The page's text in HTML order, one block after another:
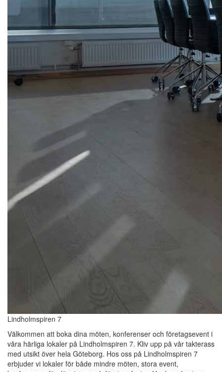
Lindholmspiren 7
Välkommen att boka dina möten, konferenser och företagsevent i
våra härliga lokaler på Lindholmspiren 7. Kliv upp på vår takterass
med utsikt över hela Göteborg. Hos oss på Lindholmspiren 7
erbjuder vi lokaler för både mindre möten, stora event,